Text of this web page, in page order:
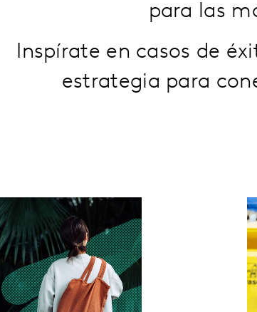
para las
Inspírate en casos de
estrategia para